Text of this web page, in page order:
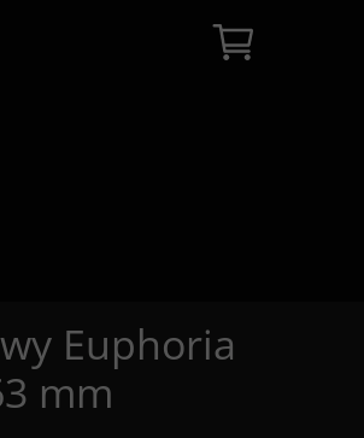
Euphoria
mm